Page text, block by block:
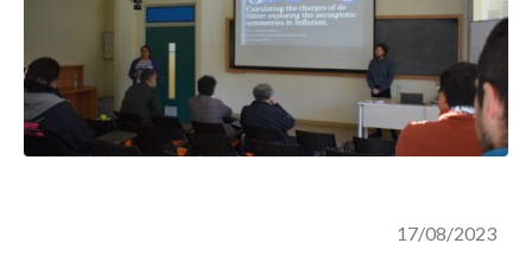
17/08/2023